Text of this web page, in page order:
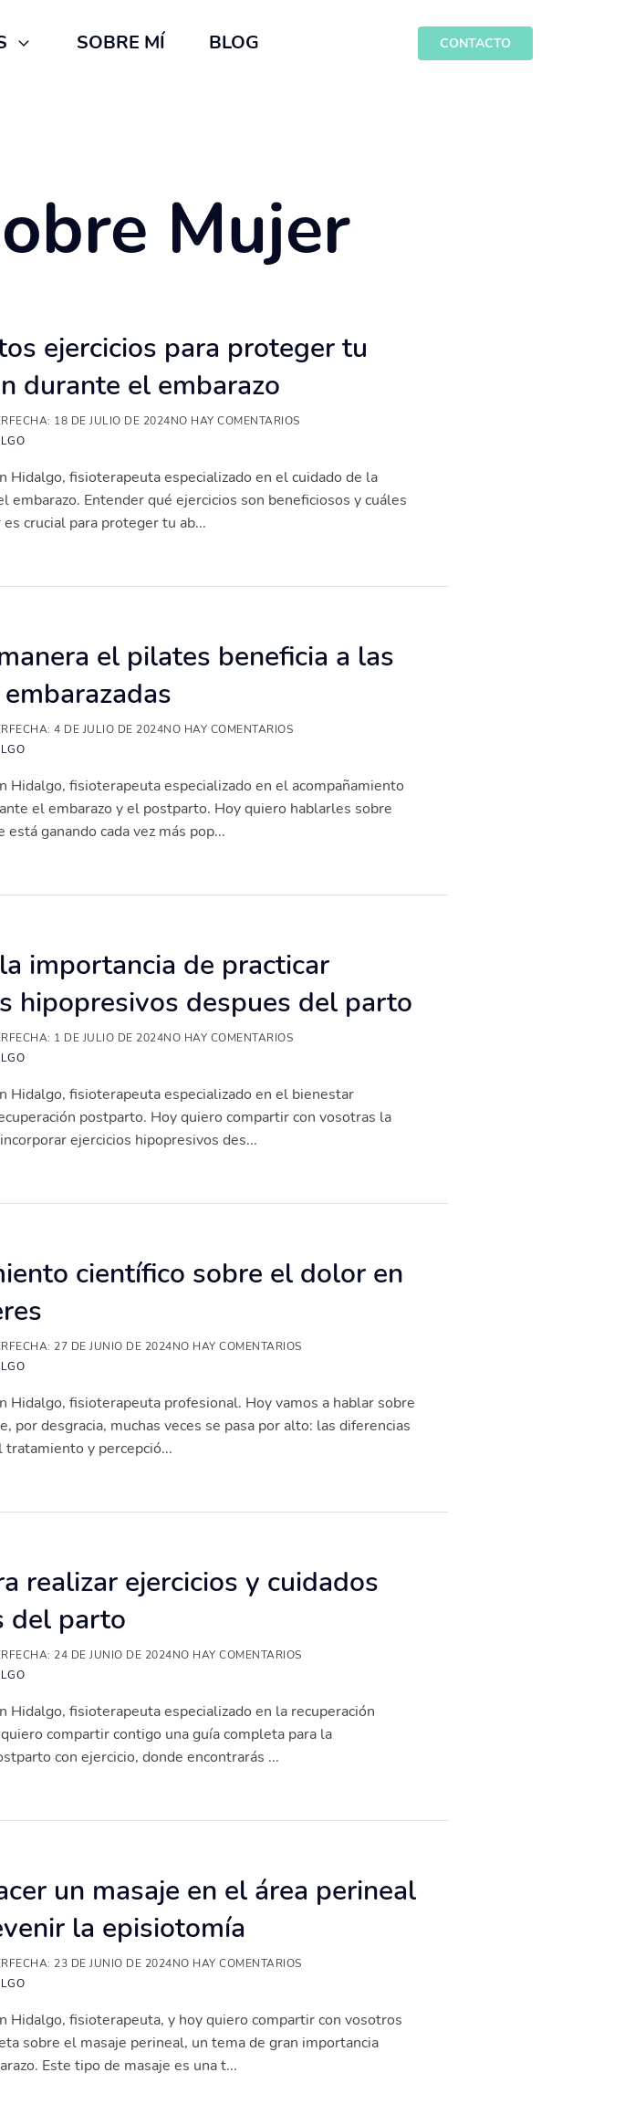
SOBRE MÍ BLOG CONTACTO
Mujer
ejercicios para proteger tu
durante el embarazo
FECHA: 18 DE JULIO DE 2024NO HAY COMENTARIOS
Hidalgo, fisioterapeuta especializado en el cuidado de la
embarazo. Entender qué ejercicios son beneficiosos y cuáles
crucial para proteger tu ab...
el pilates beneficia a las
FECHA:4 DE JULIO DE 2024NO HAY COMENTARIOS
Hidalgo, fisioterapeuta especializado en el acompañamiento
el embarazo y el postparto. Hoy quiero hablarles sobre
está ganando cada vez más pop...
importancia de practicar
hipopresivos despues del parto
FECHA: 1 DE JULIO DE 2024NO HAY COMENTARIOS
Hidalgo, fisioterapeuta especializado en el bienestar
postparto. Hoy quiero compartir con vosotras la
ejercicios hipopresivos des...
científico sobre el dolor en
FECHA: 27 DE JUNIO DE 2024NO HAY COMENTARIOS
Hidalgo, fisioterapeuta profesional. Hoy vamos a hablar sobre
por desgracia, muchas veces se pasa por alto: las diferencias
tratamiento y percepció...
realizar ejercicios y cuidados
del parto
FECHA: 24 DE JUNIO DE 2024NO HAY COMENTARIOS
Hidalgo, fisioterapeuta especializado en la recuperación
compartir contigo una guía completa para la
con ejercicio, donde encontrarás ...
un masaje en el área perineal
la episiotomía
FECHA: 23 DE JUNIO DE 2024NO HAY COMENTARIOS
Hidalgo, fisioterapeuta, y hoy quiero compartir con vosotros
sobre el masaje perineal, un tema de gran importancia
Este tipo de masaje es una t...